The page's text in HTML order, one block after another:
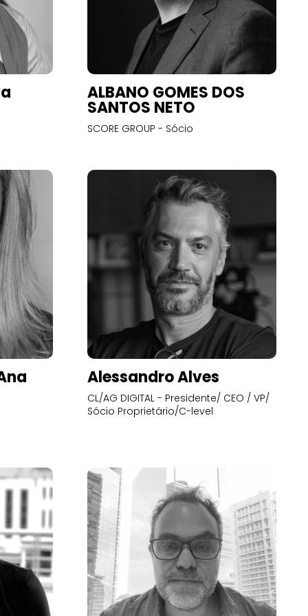
ALBANO GOMES DOS
SANTOS NETO
SCORE GROUP - Sócio
Alessandro Alves
CL/AG DIGITAL - Presidente/ CEO / VP/
Sócio Proprietário/C-level